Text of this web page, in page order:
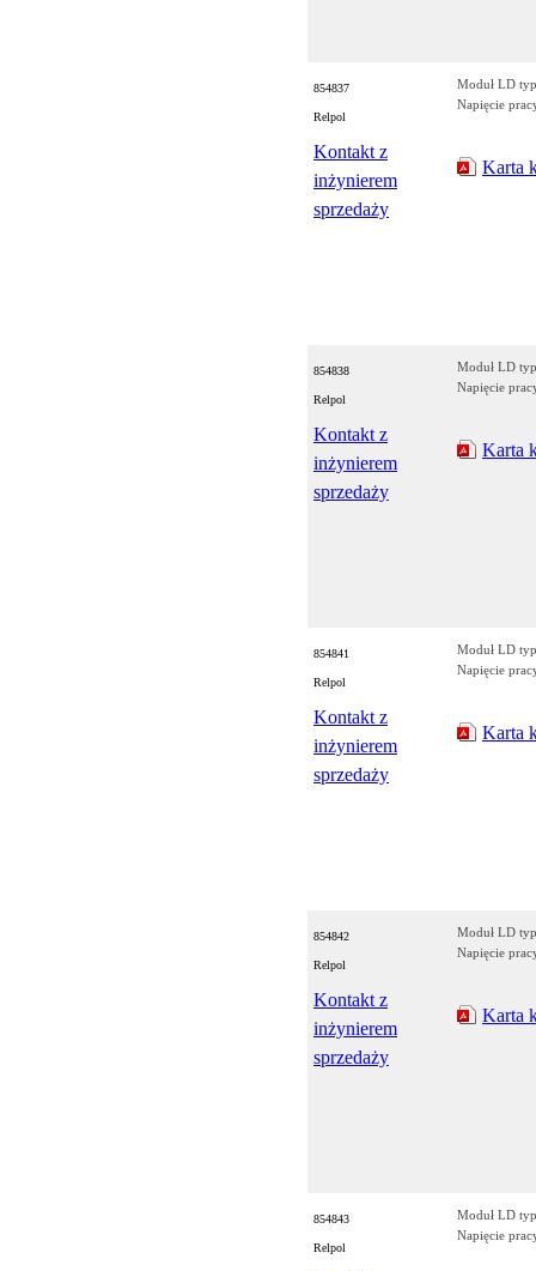
854837
Relpol
Kontakt z
inżynierem
sprzedaży
Moduł LD
Napięcie
Karta
854838
Relpol
Kontakt z
inżynierem
sprzedaży
Moduł LD
Napięcie
Karta
854841
Relpol
Kontakt z
inżynierem
sprzedaży
Moduł LD
Napięcie
Karta
854842
Relpol
Kontakt z
inżynierem
sprzedaży
Moduł LD
Napięcie
Karta
854843
Relpol
Moduł LD
Napięcie